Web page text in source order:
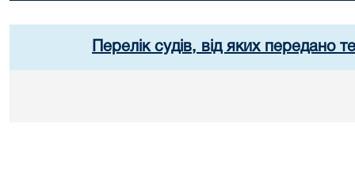
Перелік судів, від яких передано